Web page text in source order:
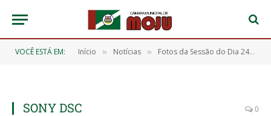
VOCÊ ESTÁ EM: Início » Notícias » Fotos da Sessão do Dia 24/02/2017
SONY DSC 0